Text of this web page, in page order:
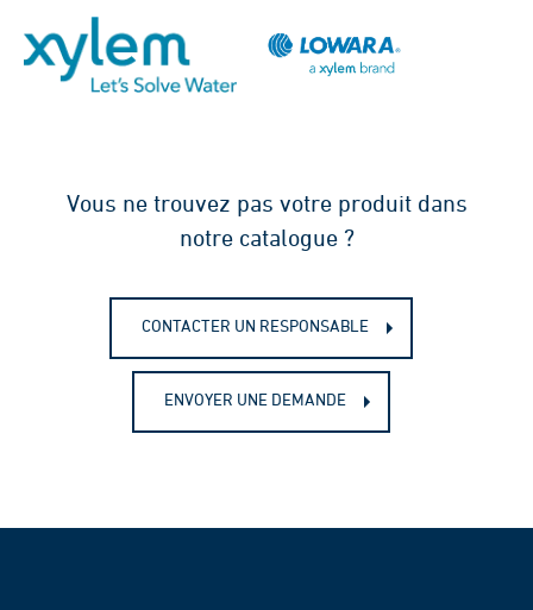
Vous ne trouvez pas votre produit dans
notre catalogue ?
CONTACTER UN RESPONSABLE
ENVOYER UNE DEMANDE